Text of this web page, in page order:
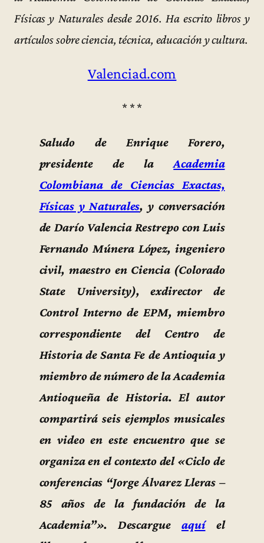
Físicas y Naturales desde 2016. Ha escrito libros y
artículos sobre ciencia, técnica, educación y cultura.
Valenciad.com
* * *
Saludo de Enrique Forero,
presidente de laAcademia
Colombiana de Ciencias Exactas,
Físicas y Naturales, y conversación
de Darío Valencia Restrepo con Luis
Fernando Múnera López, ingeniero
civil, maestro en Ciencia (Colorado
State University), exdirector de
Control Interno de EPM, miembro
correspondiente del Centro de
Historia de Santa Fe de Antioquia y
miembro de número de la Academia
Antioqueña de Historia. El autor
compartirá seis ejemplos musicales
en video en este encuentro que se
organiza en el contexto del «Ciclo de
conferencias “Jorge Álvarez Lleras –
85 años de la fundación de la
Academia”». Descargue aquíel